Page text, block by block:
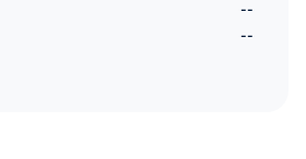
--
--